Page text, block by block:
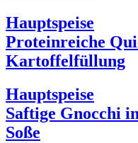
Hauptspeise
Proteinreiche
Kartoffelfüllung
Hauptspeise
Saftige Gnocchi
Soße